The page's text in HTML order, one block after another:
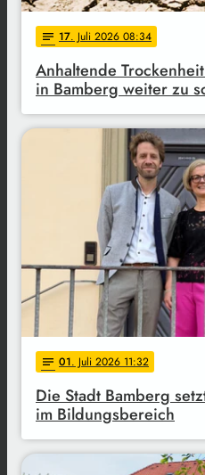
notes 17. Juli 2026 08:34
Anhaltende
in Bamberg weiter zu
notes 01. Juli 2026 11:32
Die Stadt Bamberg
im Bildungsbereich